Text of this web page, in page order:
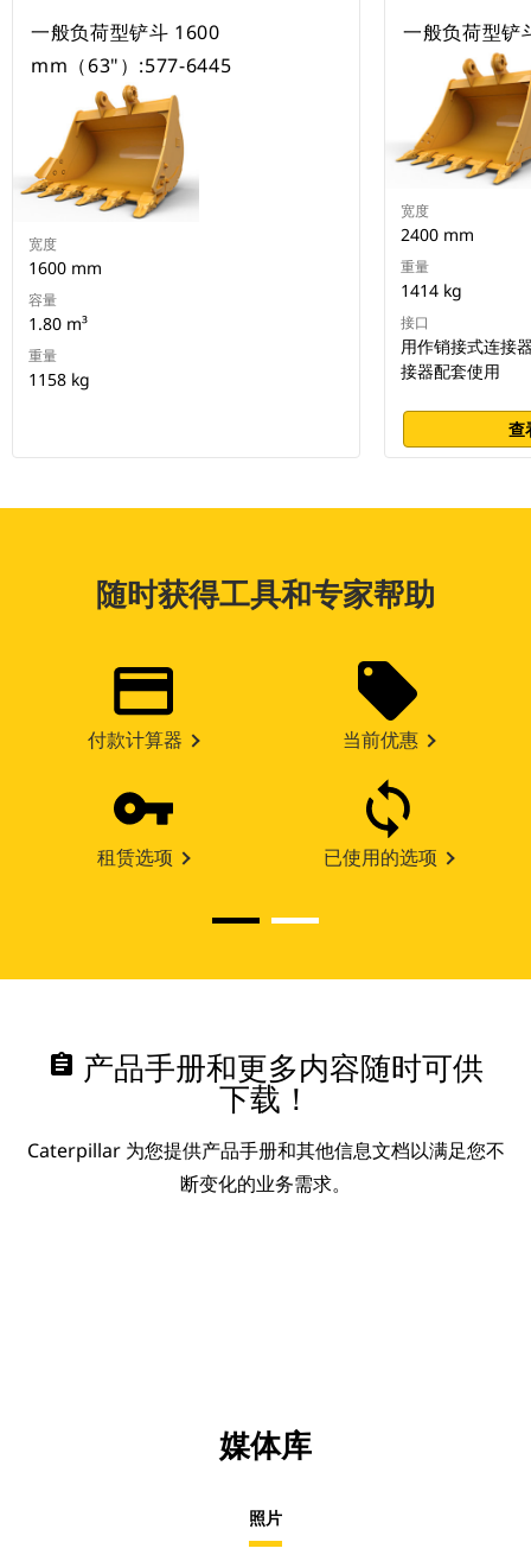
一般负荷型铲斗 1600
mm（63"）:577-6445
宽度
1600 mm
容量
1.80 m³
重量
1158 kg
一般负荷型
宽度
2400 mm
重量
1414 kg
接口
用作销接式连接
接器配套使用
查
随时获得工具和专家帮助
付款计算器 当前优惠
租赁选项 已使用的选项
assignment 产品手册和更多内容随时可供
下载！
Caterpillar 为您提供产品手册和其他信息文档以满足您不
断变化的业务需求。
媒体库
照片